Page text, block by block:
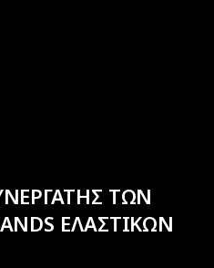
ΤΩΝ
ΕΛΑΣΤΙΚΩΝ